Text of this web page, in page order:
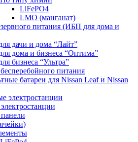
LiFePO4
LMO (манганат)
питания (ИБП для дома и
дачи и дома “Лайт”
дома и бизнеса “Оптима”
бизнеса “Ультра”
питания
батареи для Nissan Leaf и Nissan
электростанции